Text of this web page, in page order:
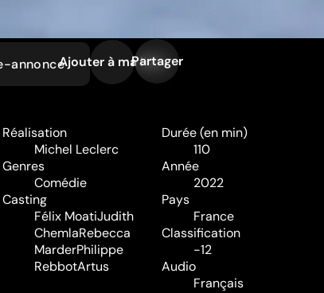
annonceAjouter à ma liste
Partager
Réalisation
Michel Leclerc
Genres
Comédie
Casting
Félix MoatiJudith
ChemlaRebecca
MarderPhilippe
RebbotArtus
Durée (en min)
110
Année
2022
Pays
France
Classification
-12
Audio
Français